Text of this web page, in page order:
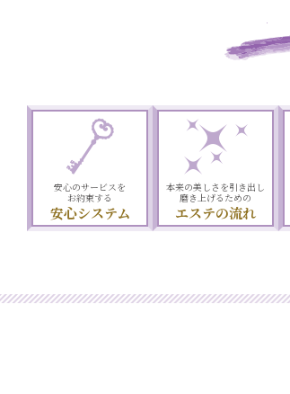
ラ
安心のサービスを
お約束する
安心システム
本来の美しさを引き出し
磨き上げるための
エステの流れ